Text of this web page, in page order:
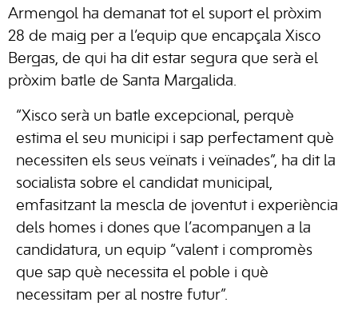
Armengol ha demanat tot el suport el pròxim
28 de maig per a l’equip que encapçala Xisco
Bergas, de qui ha dit estar segura que serà el
pròxim batle de Santa Margalida.
“Xisco serà un batle excepcional, perquè
estima el seu municipi i sap perfectament què
necessiten els seus veïnats i veïnades”, ha dit la
socialista sobre el candidat municipal,
emfasitzant la mescla de joventut i experiència
dels homes i dones que l’acompanyen a la
candidatura, un equip “valent i compromès
que sap què necessita el poble i què
necessitam per al nostre futur”.